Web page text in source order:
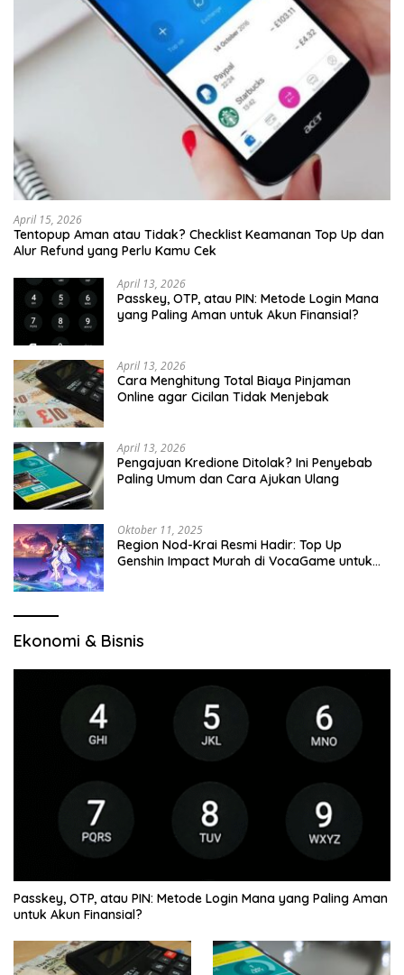
April 15, 2026
Tentopup Aman atau Tidak? Checklist Keamanan Top Up dan
Alur Refund yang Perlu Kamu Cek
April 13, 2026
Passkey, OTP, atau PIN: Metode Login Mana
yang Paling Aman untuk Akun Finansial?
April 13, 2026
Cara Menghitung Total Biaya Pinjaman
Online agar Cicilan Tidak Menjebak
April 13, 2026
Pengajuan Kredione Ditolak? Ini Penyebab
Paling Umum dan Cara Ajukan Ulang
Oktober 11, 2025
Region Nod-Krai Resmi Hadir: Top Up
Genshin Impact Murah di VocaGame untuk
Ekonomi & Bisnis
Passkey, OTP, atau PIN: Metode Login Mana yang Paling Aman
untuk Akun Finansial?